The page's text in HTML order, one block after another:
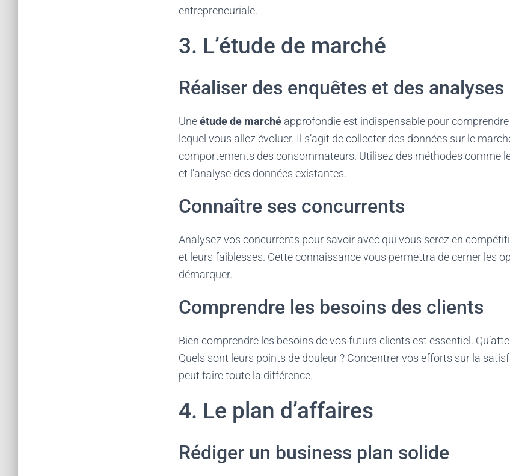
entrepreneuriale.
3. L’étude de marché
Réaliser des enquêtes et des analyses
Uneétude de marché approfondie est indispensable pour
lequel vous allez évoluer. Il s’agit de collecter des données sur le
comportements des consommateurs. Utilisez des méthodes comme
et l’analyse des données existantes.
Connaître ses concurrents
Analysez vos concurrents pour savoir avec qui vous serez en
et leurs faiblesses. Cette connaissance vous permettra de cerner les
démarquer.
Comprendre les besoins des clients
Bien comprendre les besoins de vos futurs clients est essentiel.
Quels sont leurs points de douleur ? Concentrer vos efforts sur la
peut faire toute la différence.
4. Le plan d’affaires
Rédiger un business plan solide